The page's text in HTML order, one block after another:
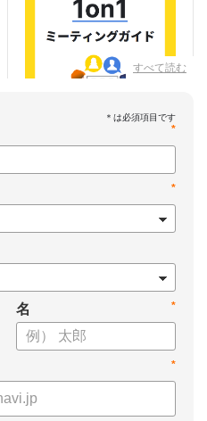
すべて読む
例
お役立てください。
*
*
*
名
*